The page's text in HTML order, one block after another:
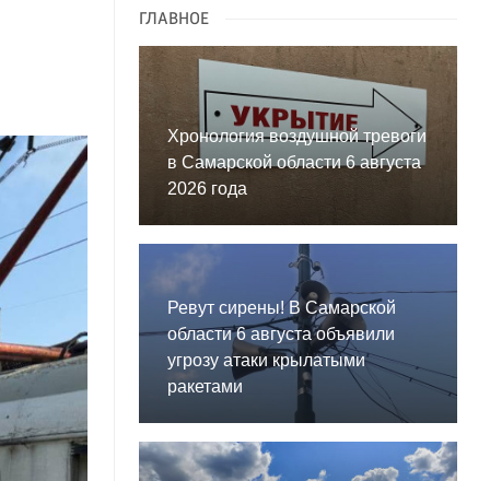
ГЛАВНОЕ
Хронология воздушной тревоги
в Самарской области 6 августа
2026 года
Ревут сирены! В Самарской
области 6 августа объявили
угрозу атаки крылатыми
ракетами